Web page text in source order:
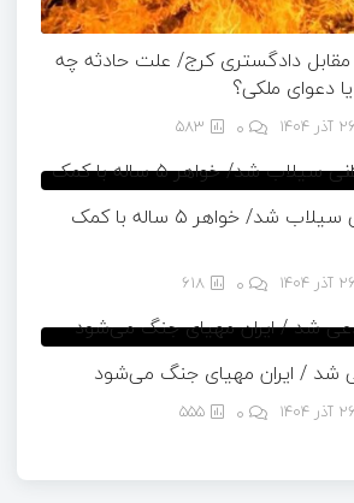
دادگستری کرج/ علت حادثه چه
دعوای ملکی؟
26 آذر 1404 583
دختر ۹ ساله قربانی سیلاب شد/ خواهر ۵ ساله با کمک
26 آذر 1404 618
شد / ایران مهیای جنگ می‌شود
26 آذر 1404 555